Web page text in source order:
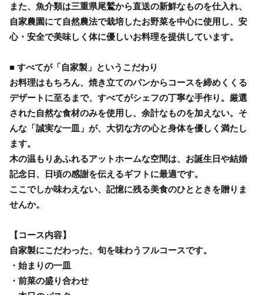
また、魚介類は三重県尾鷲から直送の新鮮なものを仕入れ、
自家農園にて自然農法で栽培したお野菜を中心に使用し、安
心・安全で美味しく体に優しいお料理を提供しています。
■ すべてが「自家製」というこだわり
お料理はもちろん、焼き立てのパンからコースを締めくくる
デザートに至るまで、すべてがシェフの丁寧な手作り。厳選
された自然な食材のみを使用し、余計なものを加えない。そ
んな「誠実な一皿」が、大切な方の心と身体を優しく満たし
ます。
木の温もりあふれるアットホームな空間は、お誕生日や結婚
記念日、日頃の感謝を伝えるギフトに最適です。
ここでしか味わえない、記憶に残る美食のひとときを贈りま
せんか。
【コース内容】
自家製にこだわった、旬を味わうフルコースです。
・始まりの一皿
・前菜の盛り合わせ